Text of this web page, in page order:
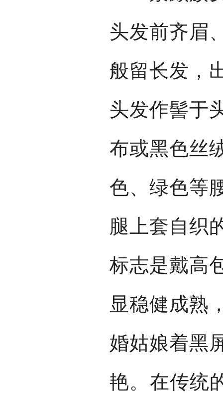
头发前齐眉
般留长发，
头发作髻于
布或黑色丝
色、绿色等
腿上套自织
标志是戴高
显稳健成熟
婚姑娘着黑
艳。在传统